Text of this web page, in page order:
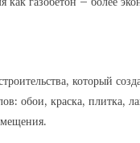
который
обои, краска, плитка,